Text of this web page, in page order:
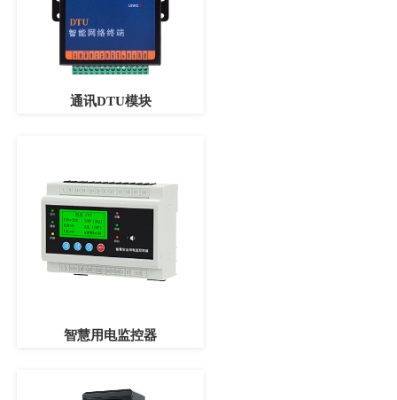
通讯DTU模块
智慧用电监控器